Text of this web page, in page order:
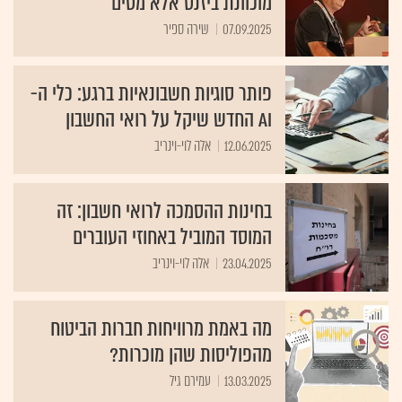
07.09.2025 שירה ספיר
פותר סוגיות חשבונאיות ברגע: כלי ה-
AI החדש שיקל על רואי החשבון
12.06.2025 אלה לוי-וינריב
בחינות ההסמכה לרואי חשבון: זה
המוסד המוביל באחוזי העוברים
23.04.2025 אלה לוי-וינריב
מה באמת מרוויחות חברות הביטוח
מהפוליסות שהן מוכרות?
13.03.2025 עמירם גיל